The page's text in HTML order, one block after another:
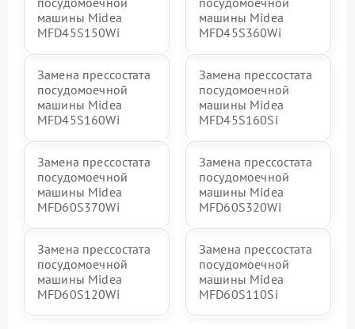
машины Midea
MFD45S150Wi
машины Midea
MFD45S360Wi
Замена прессостата
посудомоечной
машины Midea
MFD45S160Wi
Замена прессостата
посудомоечной
машины Midea
MFD45S160Si
Замена прессостата
посудомоечной
машины Midea
MFD60S370Wi
Замена прессостата
посудомоечной
машины Midea
MFD60S320Wi
Замена прессостата
посудомоечной
машины Midea
MFD60S120Wi
Замена прессостата
посудомоечной
машины Midea
MFD60S110Si